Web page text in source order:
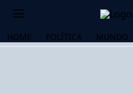
HOME POLÍTICA MUNDO